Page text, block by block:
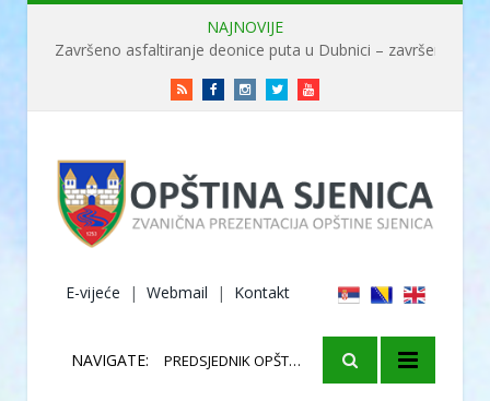
NAJNOVIJE
RSS FacebookInstagramTwitterYoutube
E-vijeće | Webmail | Kontakt
NAVIGATE: PREDSJEDNIK OPŠTINE